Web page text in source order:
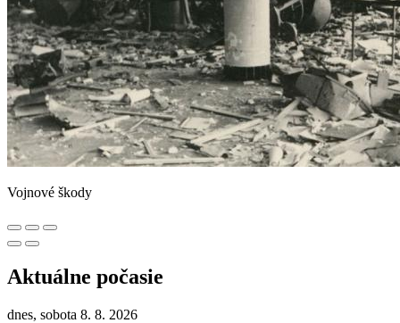
Vojnové škody
Aktuálne počasie
dnes, sobota 8. 8. 2026